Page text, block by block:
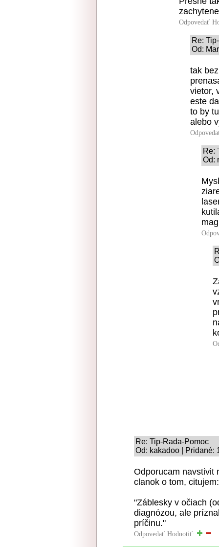
Odpovedať
Re:
Od:
tak
vietor,
este
to by
alebo
Re:
Od:
Re: Tip-Rada-Pomoc
Od: kakadoo | Pridané:
Odporucam navstivit
clanok o tom, citujem:
"Záblesky v očiach
diagnózou, ale
príčinu."
Odpovedať Hodnotiť: